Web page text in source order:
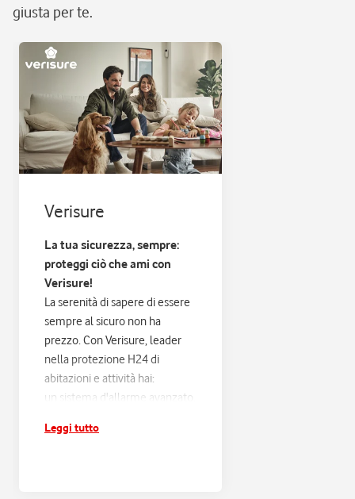
giusta per te.
Verisure
La tua sicurezza, sempre:
proteggi ciò che ami con
Verisure!
La serenità di sapere di essere
sempre al sicuro non ha
prezzo. Con Verisure, leader
nella protezione H24 di
abitazioni e attività hai:
un sistema d'allarme avanzato,
e connesso alla Centrale
Leggi tutto